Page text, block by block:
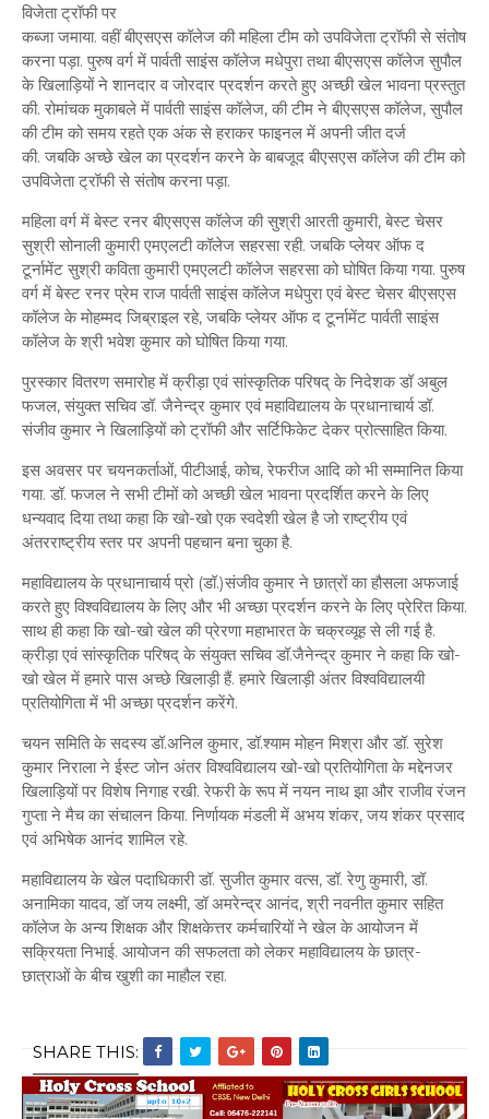
विजेता ट्रॉफी पर
कब्जा जमाया. वहीं बीएसएस कॉलेज की महिला टीम को उपविजेता ट्रॉफी से संतोष
करना पड़ा. पुरुष वर्ग में पार्वती साइंस कॉलेज मधेपुरा तथा बीएसएस कॉलेज सुपौल
के खिलाड़ियों ने शानदार व जोरदार प्रदर्शन करते हुए अच्छी खेल भावना प्रस्तुत
की. रोमांचक मुकाबले में पार्वती साइंस कॉलेज, की टीम ने बीएसएस कॉलेज, सुपौल
की टीम को समय रहते एक अंक से हराकर फाइनल में अपनी जीत दर्ज
की. जबकि अच्छे खेल का प्रदर्शन करने के बाबजूद बीएसएस कॉलेज की टीम को
उपविजेता ट्रॉफी से संतोष करना पड़ा.
महिला वर्ग में बेस्ट रनर बीएसएस कॉलेज की सुश्री आरती कुमारी, बेस्ट चेसर
सुश्री सोनाली कुमारी एमएलटी कॉलेज सहरसा रही. जबकि प्लेयर ऑफ द
टूर्नामेंट सुश्री कविता कुमारी एमएलटी कॉलेज सहरसा को घोषित किया गया. पुरुष
वर्ग में बेस्ट रनर प्रेम राज पार्वती साइंस कॉलेज मधेपुरा एवं बेस्ट चेसर बीएसएस
कॉलेज के मोहम्मद जिब्राइल रहे, जबकि प्लेयर ऑफ द टूर्नामेंट पार्वती साइंस
कॉलेज के श्री भवेश कुमार को घोषित किया गया.
पुरस्कार वितरण समारोह में क्रीड़ा एवं सांस्कृतिक परिषद् के निदेशक डॉ अबुल
फजल, संयुक्त सचिव डॉ. जैनेन्द्र कुमार एवं महाविद्यालय के प्रधानाचार्य डॉ.
संजीव कुमार ने खिलाड़ियों को ट्रॉफी और सर्टिफिकेट देकर प्रोत्साहित किया.
इस अवसर पर चयनकर्ताओं, पीटीआई, कोच, रेफरीज आदि को भी सम्मानित किया
गया. डॉ. फजल ने सभी टीमों को अच्छी खेल भावना प्रदर्शित करने के लिए
धन्यवाद दिया तथा कहा कि खो-खो एक स्वदेशी खेल है जो राष्ट्रीय एवं
अंतरराष्ट्रीय स्तर पर अपनी पहचान बना चुका है.
महाविद्यालय के प्रधानाचार्य प्रो (डॉ.)संजीव कुमार ने छात्रों का हौसला अफजाई
करते हुए विश्वविद्यालय के लिए और भी अच्छा प्रदर्शन करने के लिए प्रेरित किया.
साथ ही कहा कि खो-खो खेल की प्रेरणा महाभारत के चक्रव्यूह से ली गई है.
क्रीड़ा एवं सांस्कृतिक परिषद् के संयुक्त सचिव डॉ.जैनेन्द्र कुमार ने कहा कि खो-
खो खेल में हमारे पास अच्छे खिलाड़ी हैं. हमारे खिलाड़ी अंतर विश्वविद्यालयी
प्रतियोगिता में भी अच्छा प्रदर्शन करेंगे.
चयन समिति के सदस्य डॉ.अनिल कुमार, डॉ.श्याम मोहन मिश्रा और डॉ. सुरेश
कुमार निराला ने ईस्ट जोन अंतर विश्वविद्यालय खो-खो प्रतियोगिता के मद्देनजर
खिलाड़ियों पर विशेष निगाह रखी. रेफरी के रूप में नयन नाथ झा और राजीव रंजन
गुप्ता ने मैच का संचालन किया. निर्णायक मंडली में अभय शंकर, जय शंकर प्रसाद
एवं अभिषेक आनंद शामिल रहे.
महाविद्यालय के खेल पदाधिकारी डॉ. सुजीत कुमार वत्स, डॉ. रेणु कुमारी, डॉ.
अनामिका यादव, डॉ जय लक्ष्मी, डॉ अमरेन्द्र आनंद, श्री नवनीत कुमार सहित
कॉलेज के अन्य शिक्षक और शिक्षकेत्तर कर्मचारियों ने खेल के आयोजन में
सक्रियता निभाई. आयोजन की सफलता को लेकर महाविद्यालय के छात्र-
छात्राओं के बीच खुशी का माहौल रहा.
SHARE THIS: